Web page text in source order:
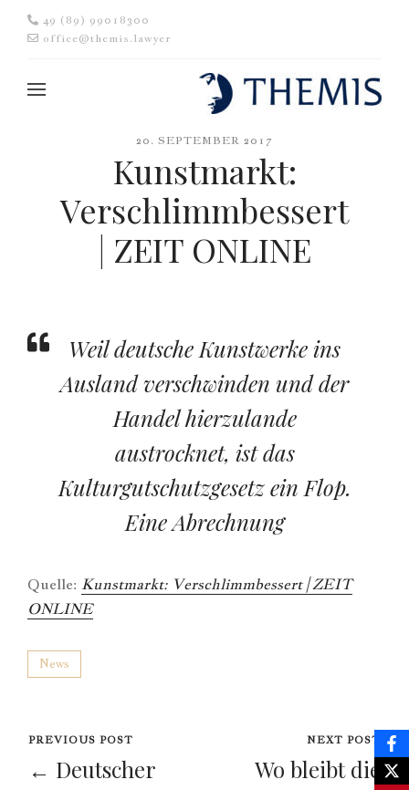
49 (89) 99018300
office@themis.lawyer
20. SEPTEMBER 2017
Kunstmarkt:
Verschlimmbessert
| ZEIT ONLINE
Weil deutsche Kunstwerke ins
Ausland verschwinden und der
Handel hierzulande
austrocknet, ist das
Kulturgutschutzgesetz ein Flop.
Eine Abrechnung
Quelle: Kunstmarkt: Verschlimmbessert | ZEIT
ONLINE
News
PREVIOUS POST
← Deutscher
NEXT POST
Wo bleibt die